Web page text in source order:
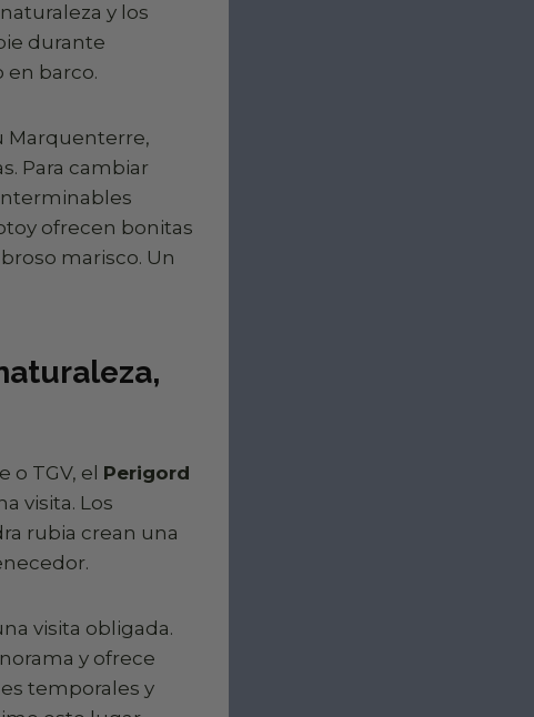
y los
durante
en barco.
Marquenterre,
Para cambiar
ofrecen bonitas
marisco. Un
TGV, el Perigord
visita. Los
rubia crean una
visita obligada.
y ofrece
temporales y